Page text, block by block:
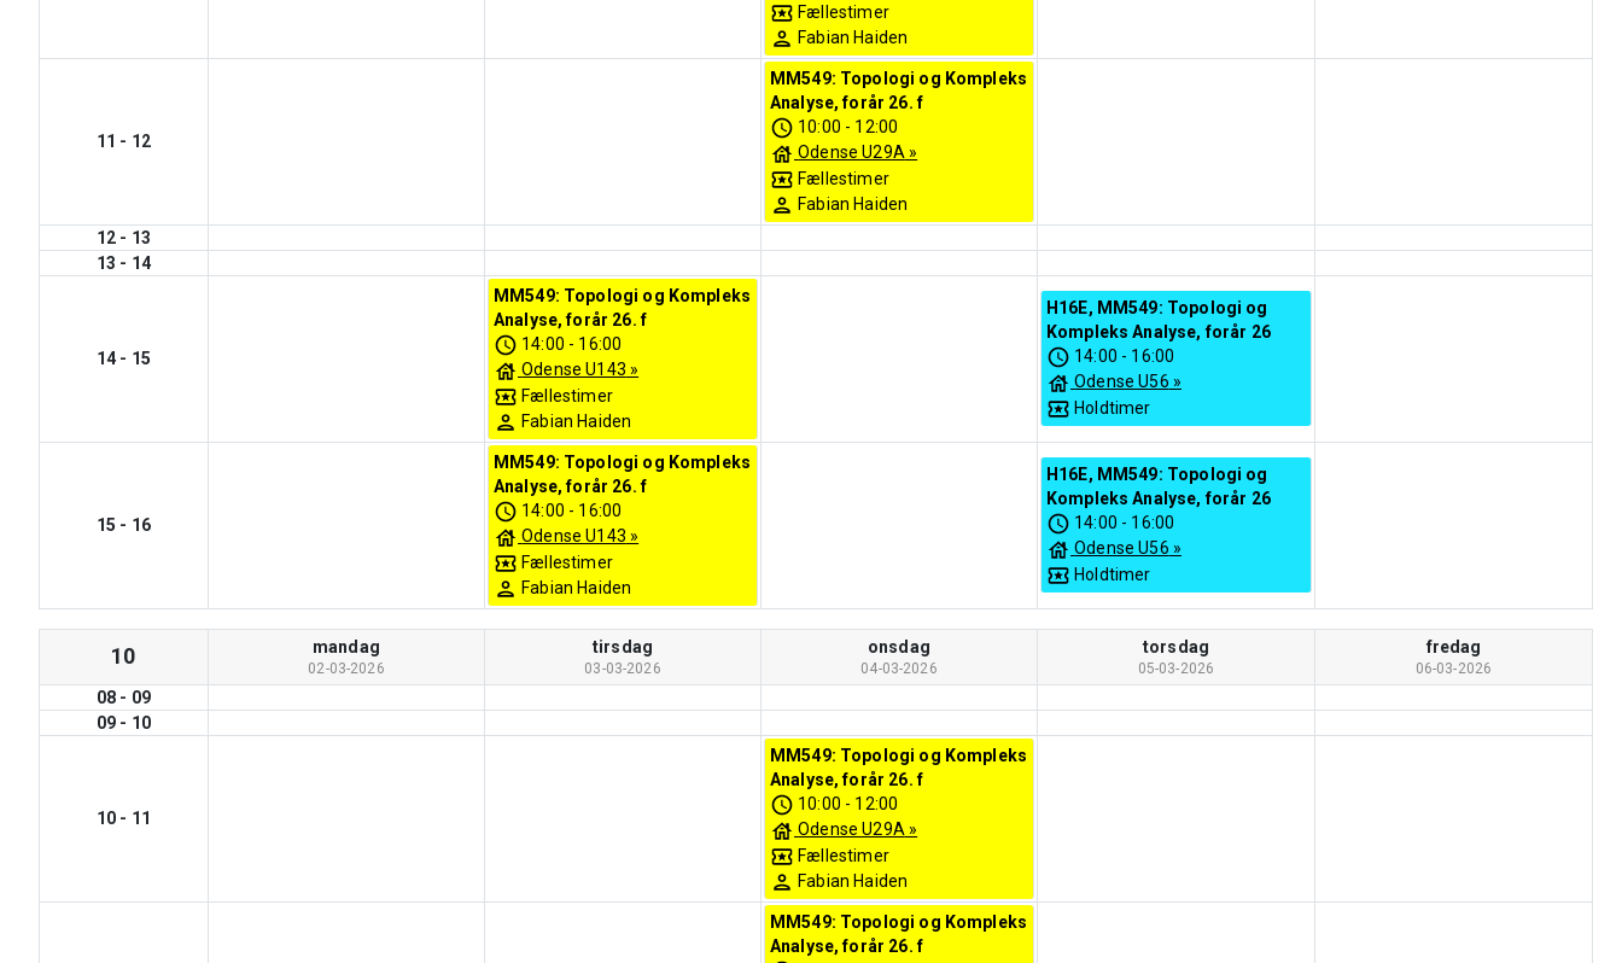
Fællestimer
Fabian Haiden
11 - 12
MM549: Topologi og Kompleks
Analyse, forår 26. f
10:00 - 12:00
Odense U29A»
Fællestimer
Fabian Haiden
12 - 13
13 - 14
14 - 15
MM549: Topologi og Kompleks
Analyse, forår 26. f
14:00 - 16:00
Odense U143 »
Fællestimer
Fabian Haiden
H16E, MM549: Topologi og
Kompleks Analyse, forår 26
14:00 - 16:00
Odense U56 »
Holdtimer
15 - 16
MM549: Topologi og Kompleks
Analyse, forår 26. f
14:00 - 16:00
Odense U143 »
Fællestimer
Fabian Haiden
H16E, MM549: Topologi og
Kompleks Analyse, forår 26
14:00 - 16:00
Odense U56 »
Holdtimer
10 mandag
02-03-2026
tirsdag
03-03-2026
onsdag
04-03-2026
torsdag
05-03-2026
fredag
06-03-2026
08 - 09
09 - 10
10 - 11
MM549: Topologi og Kompleks
Analyse, forår 26. f
10:00 - 12:00
Odense U29A»
Fællestimer
Fabian Haiden
MM549: Topologi og Kompleks
Analyse, forår 26. f